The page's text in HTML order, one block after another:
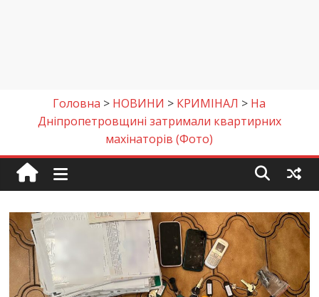
Головна > НОВИНИ > КРИМІНАЛ > На
Дніпропетровщині затримали квартирних
махінаторів (Фото)